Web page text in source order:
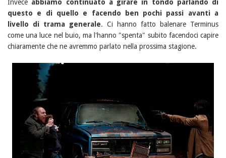
Invece abbiamo continuato a girare in tondo parlando di
questo e di quello e facendo ben pochi passi avanti a
livello di trama generale. Ci hanno fatto balenare Terminus
come una luce nel buio, ma l'hanno "spenta" subito facendoci capire
chiaramente che ne avremmo parlato nella prossima stagione.